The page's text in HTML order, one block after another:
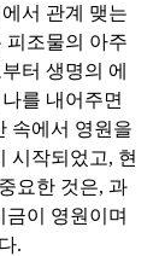
서 관계 맺는
피조물의 아주
터 생명의 에
를 내어주면
속에서 영원을
시작되었고, 현
중요한 것은,과
금이 영원이며
.